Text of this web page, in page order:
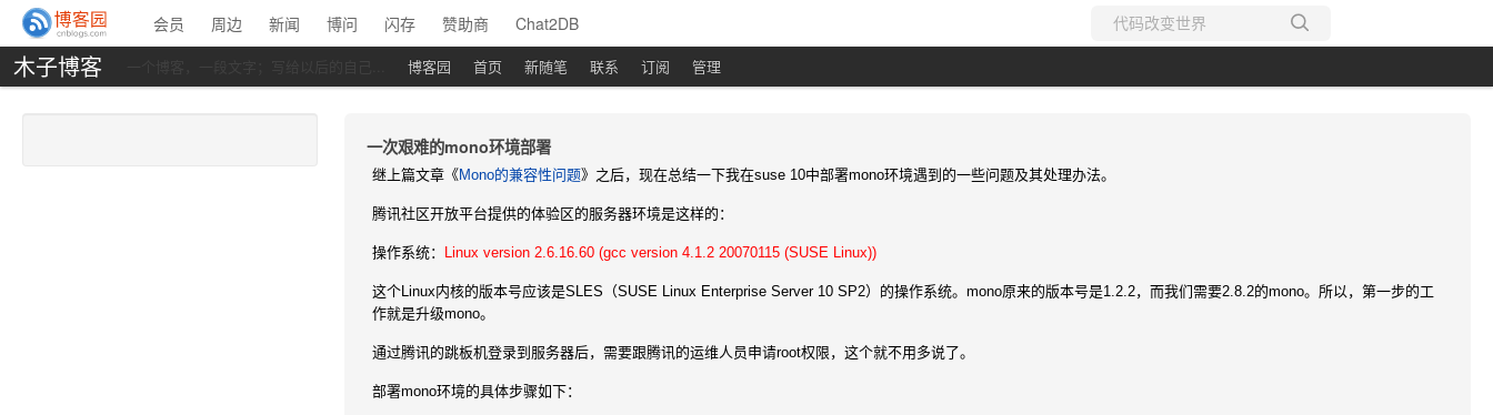
会员 周边 新闻 博问 闪存 赞助商 Chat2DB
木子博客 博客园 首页 新随笔 联系 订阅 管理
一次艰难的mono环境部署
继上篇文章《 Mono的兼容性问题》之后，现在总结一下我在suse 10中部署mono环境遇到的一些问题及其处理办法。
腾讯社区开放平台提供的体验区的服务器环境是这样的：
操作系统： Linux version 2.6.16.60 (gcc version 4.1.2 20070115 (SUSE Linux))
这个Linux内核的版本号应该是SLES（SUSE Linux Enterprise Server 10 SP2）的操作系统。mono原来的版本号是1.2.2，而我们需要2.8.2的mono。所以，第一步的工
作就是升级mono。
通过腾讯的跳板机登录到服务器后，需要跟腾讯的运维人员申请root权限，这个就不用多说了。
部署mono环境的具体步骤如下：